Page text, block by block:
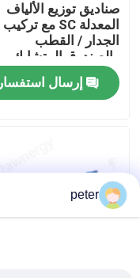
جولة في المعمل
مراقبة الجودة
أخبار
حالات
صناديق توزيع الألياف
المعدلة SC مع تركيب
الجدار / القطب
والصندوق المتشابك
إرسال استفسار
peter